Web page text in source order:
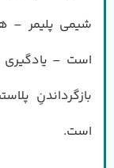
شیمی پلیمر –
است – یادگیری
بازگرداندنِ
است.